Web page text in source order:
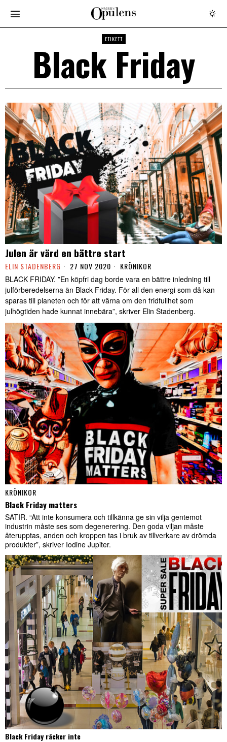
ETIKETT
Black Friday
Julen är värd en bättre start
ELIN STADENBERG 27 NOV 2020 KRÖNIKOR
BLACK FRIDAY. ”En köpfri dag borde vara en bättre inledning till
julförberedelserna än Black Friday. För all den energi som då kan
sparas till planeten och för att värna om den fridfullhet som
julhögtiden hade kunnat innebära”, skriver Elin Stadenberg.
KRÖNIKOR
Black Friday matters
SATIR. “Att inte konsumera och tillkänna ge sin vilja gentemot
industrin måste ses som degenerering. Den goda viljan måste
återupptas, anden och kroppen tas i bruk av tillverkare av drömda
produkter”, skriver Iodine Jupiter.
Black Friday räcker inte